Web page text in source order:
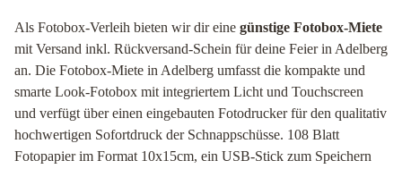
Als Fotobox-Verleih bieten wir dir eine günstige Fotobox-Miete
mit Versand inkl. Rückversand-Schein für deine Feier in Adelberg
an. Die Fotobox-Miete in Adelberg umfasst die kompakte und
smarte Look-Fotobox mit integriertem Licht und Touchscreen
und verfügt über einen eingebauten Fotodrucker für den qualitativ
hochwertigen Sofortdruck der Schnappschüsse. 108 Blatt
Fotopapier im Format 10x15cm, ein USB-Stick zum Speichern